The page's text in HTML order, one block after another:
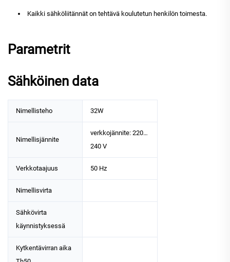
Kaikki sähköliitännät on tehtävä koulutetun henkilön toimesta.
Parametrit
Sähköinen data
Nimellisteho 32W
Nimellisjännite
verkkojännite: 220…
240 V
Verkkotaajuus 50 Hz
Nimellisvirta
Sähkövirta
käynnistyksessä
Kytkentävirran aika